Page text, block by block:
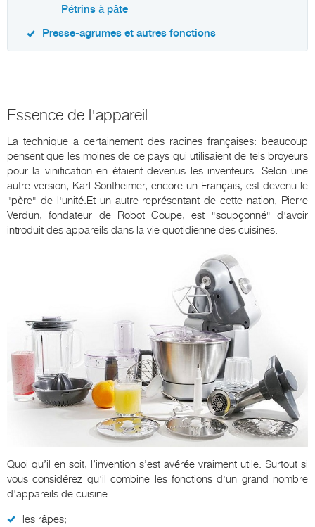
Pétrins à pâte
Presse-agrumes et autres fonctions
Essence de l'appareil
La technique a certainement des racines françaises: beaucoup
pensent que les moines de ce pays qui utilisaient de tels broyeurs
pour la vinification en étaient devenus les inventeurs. Selon une
autre version, Karl Sontheimer, encore un Français, est devenu le
"père" de l'unité.Et un autre représentant de cette nation, Pierre
Verdun, fondateur de Robot Coupe, est "soupçonné" d'avoir
introduit des appareils dans la vie quotidienne des cuisines.
Quoi qu’il en soit, l’invention s’est avérée vraiment utile. Surtout si
vous considérez qu'il combine les fonctions d'un grand nombre
d'appareils de cuisine:
les râpes;